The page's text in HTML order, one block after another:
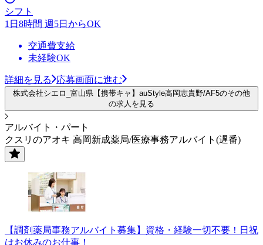
シフト
1日8時間 週5日からOK
交通費支給
未経験OK
詳細を見る 応募画面に進む
株式会社シエロ_富山県【携帯キャ】auStyle高岡志貴野/AF5のその他
の求人を見る
アルバイト・パート
クスリのアオキ 高岡新成薬局/医療事務アルバイト(遅番)
【調剤薬局事務アルバイト募集】資格・経験一切不要！日祝
はお休みのお仕事！